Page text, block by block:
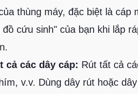
thùng máy, đặc biệt là
cứu sinh" của bạn khi lắp
cả các dây cáp: Rút tất cả
v.v. Dùng dây rút hoặc